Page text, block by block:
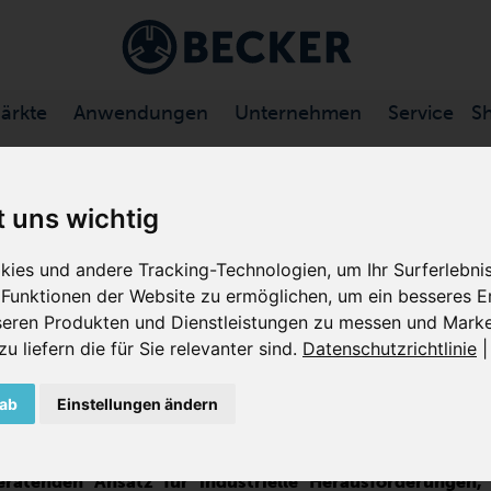
uns wichtig
und andere Tracking-Technologien, um Ihr
der Website zu ermöglichen, um ein besseres
Produkten und Dienstleistungen zu messen und
liefern die für Sie relevanter sind. Datenschutzrichtlinie
Einstellungen ändern
Anwendungen Unternehmen Service
GEBLÄSE FÜR
zur Reduzierung der CO₂-Emissionen gewinnen
und Oxyfuel-Verfahren, zunehmend an
die oft übersehen wird, aber von entscheidender
der gasdichte Gebläse anbietet, was uns
Ansatz für industrielle